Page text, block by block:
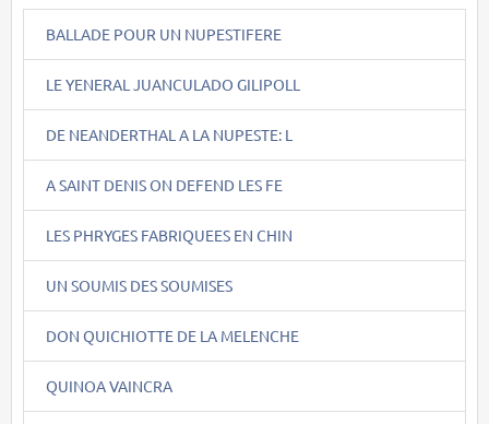
BALLADE POUR UN NUPESTIFERE
LE YENERAL JUANCULADO GILIPOLL
DE NEANDERTHAL A LA NUPESTE: L
A SAINT DENIS ON DEFEND LES FE
LES PHRYGES FABRIQUEES EN CHIN
UN SOUMIS DES SOUMISES
DON QUICHIOTTE DE LA MELENCHE
QUINOA VAINCRA